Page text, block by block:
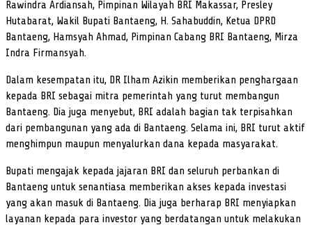
Rawindra Ardiansah, Pimpinan Wilayah BRI Makassar, Presley
Hutabarat, Wakil Bupati Bantaeng, H. Sahabuddin, Ketua DPRD
Bantaeng, Hamsyah Ahmad, Pimpinan Cabang BRI Bantaeng, Mirza
Indra Firmansyah.
Dalam kesempatan itu, DR Ilham Azikin memberikan penghargaan
kepada BRI sebagai mitra pemerintah yang turut membangun
Bantaeng. Dia juga menyebut, BRI adalah bagian tak terpisahkan
dari pembangunan yang ada di Bantaeng. Selama ini, BRI turut aktif
menghimpun maupun menyalurkan dana kepada masyarakat.
Bupati mengajak kepada jajaran BRI dan seluruh perbankan di
Bantaeng untuk senantiasa memberikan akses kepada investasi
yang akan masuk di Bantaeng. Dia juga berharap BRI menyiapkan
layanan kepada para investor yang berdatangan untuk melakukan